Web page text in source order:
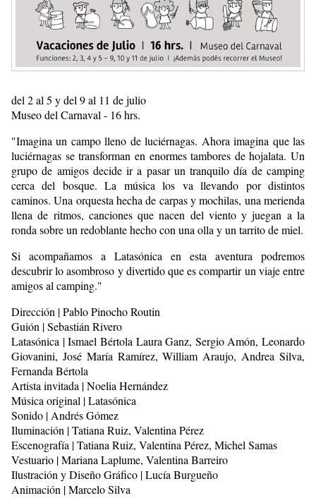
del 2 al 5 y del 9 al 11 de julio
Museo del Carnaval - 16 hrs.
"Imagina un campo lleno de luciérnagas. Ahora imagina que las
luciérnagas se transforman en enormes tambores de hojalata. Un
grupo de amigos decide ir a pasar un tranquilo día de camping
cerca del bosque. La música los va llevando por distintos
caminos. Una orquesta hecha de carpas y mochilas, una merienda
llena de ritmos, canciones que nacen del viento y juegan a la
ronda sobre un redoblante hecho con una olla y un tarrito de miel.
Si acompañamos a Latasónica en esta aventura podremos
descubrir lo asombroso y divertido que es compartir un viaje entre
amigos al camping."
Dirección | Pablo Pinocho Routin
Guión | Sebastián Rivero
Latasónica | Ismael Bértola Laura Ganz, Sergio Amón, Leonardo
Giovanini, José María Ramírez, William Araujo, Andrea Silva,
Fernanda Bértola
Artista invitada | Noelia Hernández
Música original | Latasónica
Sonido | Andrés Gómez
Iluminación | Tatiana Ruiz, Valentina Pérez
Escenografía | Tatiana Ruiz, Valentina Pérez, Michel Samas
Vestuario | Mariana Laplume, Valentina Barreiro
Ilustración y Diseño Gráfico | Lucía Burgueño
Animación | Marcelo Silva